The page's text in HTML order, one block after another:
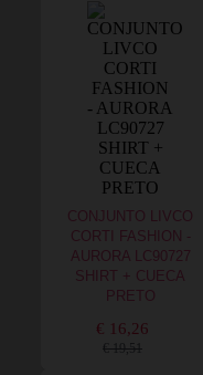
CONJUNTO LIVCO
CORTI FASHION -
AURORA LC90727
SHIRT + CUECA
PRETO
€ 16,26
€ 19,51